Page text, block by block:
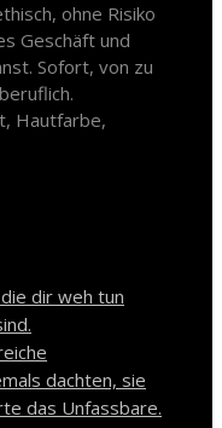
ohne Risiko
Geschäft und
Sofort, von zu
Hautfarbe,
dir weh tun
dachten, sie
das Unfassbare.